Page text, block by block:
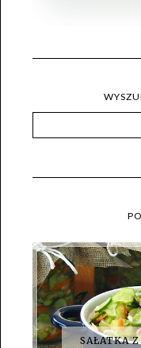
SAŁATKA